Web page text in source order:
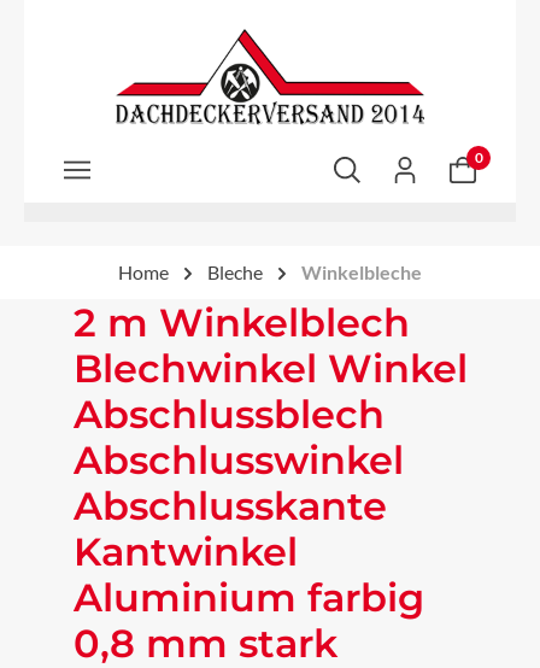
Zum Hauptinhalt springen
0
Home Bleche Winkelbleche
2 m Winkelblech
Blechwinkel Winkel
Abschlussblech
Abschlusswinkel
Abschlusskante
Kantwinkel
Aluminium farbig
0,8 mm stark